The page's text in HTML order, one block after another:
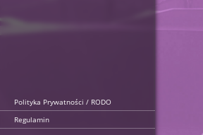
Polityka Prywatności / RODO
Regulamin